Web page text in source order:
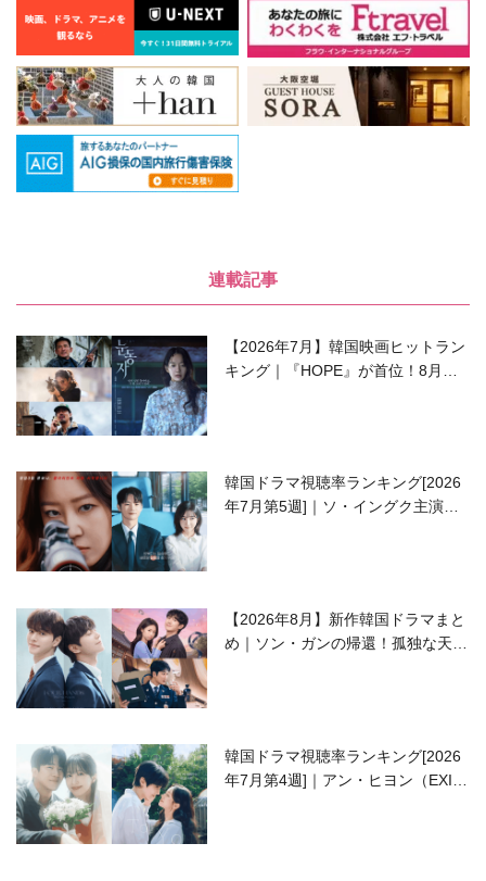
連載記事
【2026年7月】韓国映画ヒットラン
キング｜『HOPE』が首位！8月公
韓国ドラマ視聴率ランキング[2026
年7月第5週]｜ソ・イングク主演の
【2026年8月】新作韓国ドラマまと
め｜ソン・ガンの帰還！孤独な天才
韓国ドラマ視聴率ランキング[2026
年7月第4週]｜アン・ヒヨン（EXID